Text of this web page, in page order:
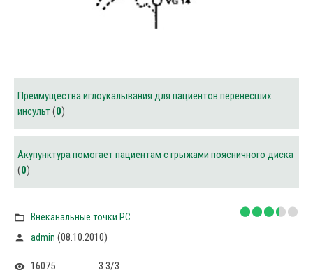
Преимущества иглоукалывания для пациентов перенесших
инсульт(0)
Акупунктура помогает пациентам с грыжами поясничного диска
(0)
Внеканальные точки PC
admin (08.10.2010)
16075 3.3/3